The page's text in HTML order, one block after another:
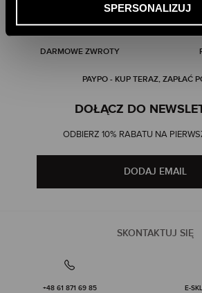
SPERSONALIZUJ
DARMOWA DOSTAWA DO SKLEPU
DARMOWE ZWROTY
PAYPO - KUP TERAZ, ZAPŁAĆ
SKONTAKTUJ SIĘ
+48 61 871 69 85 E-
DOŁĄCZ DO
ODBIERZ 10% RABATU NA
DODAJ EMAIL